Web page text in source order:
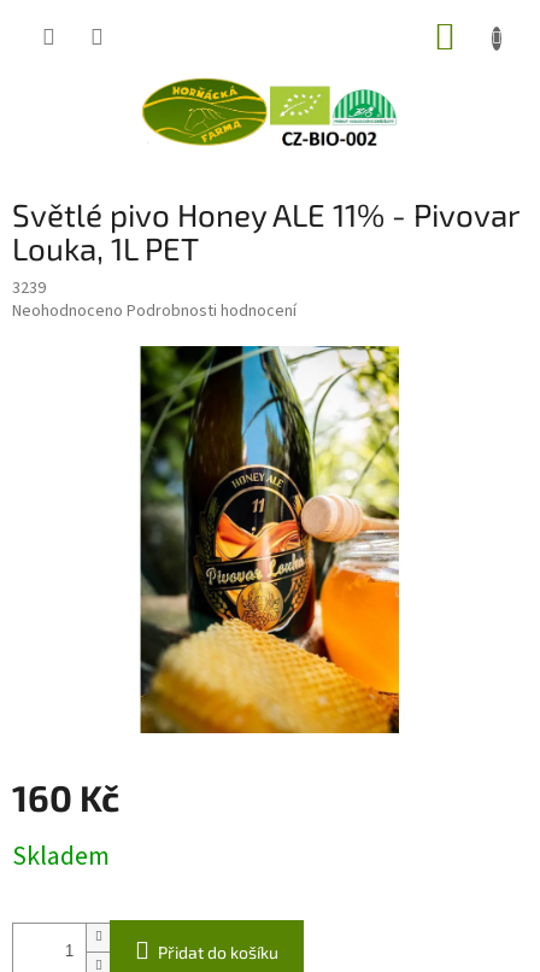
Světlé pivo Honey ALE 11% - Pivovar
Louka, 1L PET
3239
Průměrné
Neohodnoceno Podrobnosti hodnocení
160 Kč
cena:
Skladem
Přidat do košíku